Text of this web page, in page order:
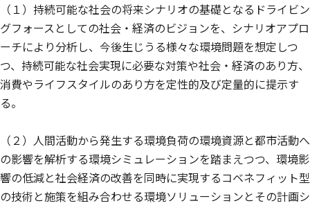
（１）持続可能な社会の将来シナリオの基礎となるドライビン
グフォースとしての社会・経済のビジョンを、シナリオアプロ
ーチにより分析し、今後生じうる様々な環境問題を想定しつ
つ、持続可能な社会実現に必要な対策や社会・経済のあり方、
消費やライフスタイルのあり方を定性的及び定量的に提示す
る。
（２）人間活動から発生する環境負荷の環境資源と都市活動へ
の影響を解析する環境シミュレーションを踏まえつつ、環境影
響の低減と社会経済の改善を同時に実現するコベネフィット型
の技術と施策を組み合わせる環境ソリューションとその計画シ